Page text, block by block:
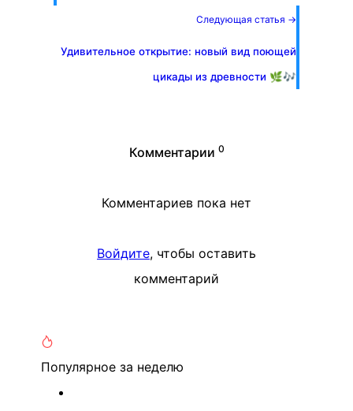
Следующая статья →
Удивительное открытие: новый вид поющей
цикады из древности 🌿🎶
Комментарии 0
Комментариев пока нет
Войдите, чтобы оставить
комментарий
Популярное за неделю